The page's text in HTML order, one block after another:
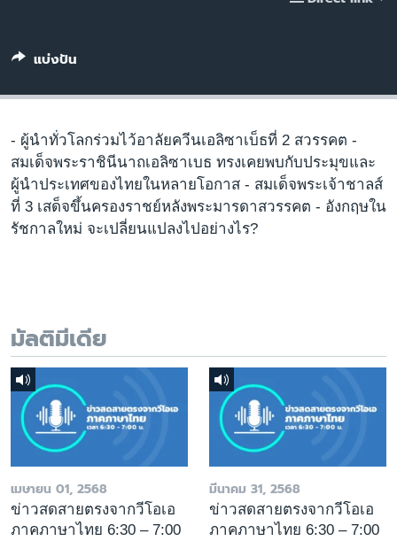
แบ่งปัน
- ผู้นำทั่วโลกร่วมไว้อาลัยควีนเอลิซาเบ็ธที่ 2 สวรรคต -
สมเด็จพระราชินีนาถเอลิซาเบธ ทรงเคยพบกับประมุขและ
ผู้นำประเทศของไทยในหลายโอกาส - สมเด็จพระเจ้าชาลส์
ที่ 3 เสด็จขึ้นครองราชย์หลังพระมารดาสวรรคต - อังกฤษใน
รัชกาลใหม่ จะเปลี่ยนแปลงไปอย่างไร?
มัลติมีเดีย
เมษายน 01, 2568
ข่าวสดสายตรงจากวีโอเอ
ภาคภาษาไทย 6:30 – 7:00
มีนาคม 31, 2568
ข่าวสดสายตรงจากวีโอเอ
ภาคภาษาไทย 6:30 – 7:00